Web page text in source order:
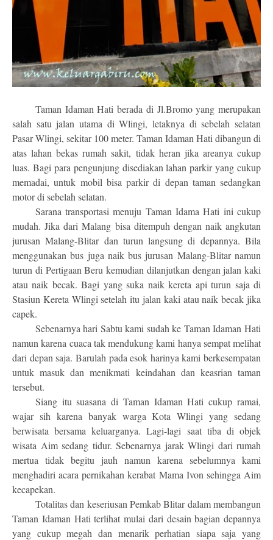
Taman Idaman Hati berada di Jl.Bromo yang merupakan
salah satu jalan utama di Wlingi, letaknya di sebelah selatan
Pasar Wlingi, sekitar 100 meter. Taman Idaman Hati dibangun di
atas lahan bekas rumah sakit, tidak heran jika areanya cukup
luas. Bagi para pengunjung disediakan lahan parkir yang cukup
memadai, untuk mobil bisa parkir di depan taman sedangkan
motor di sebelah selatan.
Sarana transportasi menuju Taman Idama Hati ini cukup
mudah. Jika dari Malang bisa ditempuh dengan naik angkutan
jurusan Malang-Blitar dan turun langsung di depannya. Bila
menggunakan bus juga naik bus jurusan Malang-Blitar namun
turun di Pertigaan Beru kemudian dilanjutkan dengan jalan kaki
atau naik becak. Bagi yang suka naik kereta api turun saja di
Stasiun Kereta Wlingi setelah itu jalan kaki atau naik becak jika
capek.
Sebenarnya hari Sabtu kami sudah ke Taman Idaman Hati
namun karena cuaca tak mendukung kami hanya sempat melihat
dari depan saja. Barulah pada esok harinya kami berkesempatan
untuk masuk dan menikmati keindahan dan keasrian taman
tersebut.
Siang itu suasana di Taman Idaman Hati cukup ramai,
wajar sih karena banyak warga Kota Wlingi yang sedang
berwisata bersama keluarganya. Lagi-lagi saat tiba di objek
wisata Aim sedang tidur. Sebenarnya jarak Wlingi dari rumah
mertua tidak begitu jauh namun karena sebelumnya kami
menghadiri acara pernikahan kerabat Mama Ivon sehingga Aim
kecapekan.
Totalitas dan keseriusan Pemkab Blitar dalam membangun
Taman Idaman Hati terlihat mulai dari desain bagian depannya
yang cukup megah dan menarik perhatian siapa saja yang